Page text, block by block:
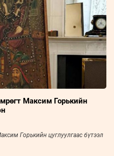
Максим Горькийн
Горькийн цуглуулгаас бүтээл